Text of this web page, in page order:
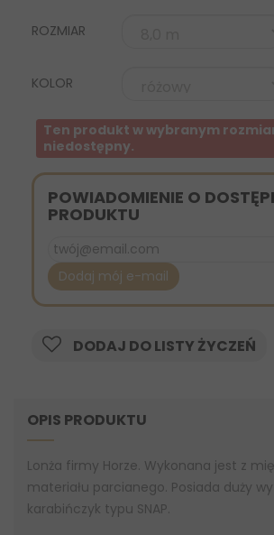
ROZMIAR
KOLOR
Ten produkt w wybranym
niedostępny.
POWIADOMIENIE O
PRODUKTU
Dodaj mój e-mail
DODAJ DO LISTY ŻYCZEŃ
OPIS PRODUKTU
Lonża firmy Horze. Wykonana jest z
materiału parcianego. Posiada duży
karabińczyk typu SNAP.